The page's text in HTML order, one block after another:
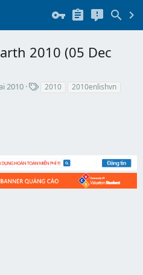
2010 (05 Dec
2010 2010
2010enlishvn